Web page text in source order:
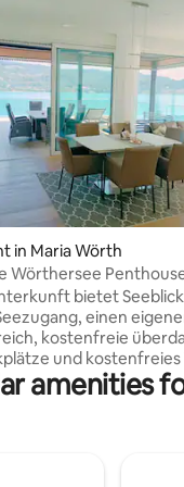
68 reviews
in Maria Wörth
Wörthersee
bietet
einen
kostenfreie
und kostenfreies
verfügt über
Sonnenterrasse, 2
amenities